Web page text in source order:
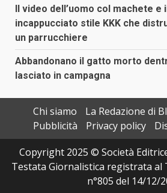
Il video dell’uomo col machete e
incappucciato stile KKK che
un parrucchiere
Abbandonano il gatto morto
lasciato in campagna
Chi siamo
La Redazione di
Pubblicità
Privacy policy
Copyright 2025 © Società
Testata Giornalistica registrata al
n°805 del 14/12/